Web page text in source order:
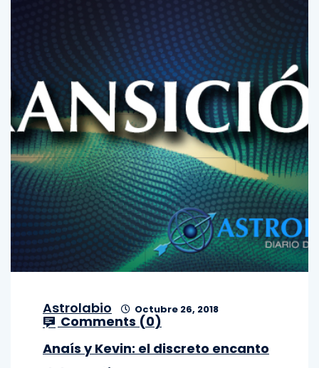
Astrolabio Octubre 26, 2018
Comments (0)
Anaís y Kevin: el discreto encanto